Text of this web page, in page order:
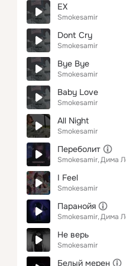
EX
Smokesamir
Dont Cry
Smokesamir
Bye Bye
Smokesamir
Baby Love
Smokesamir
All Night
Smokesamir
Переболит
Smokesamir Дима
I Feel
Smokesamir
Паранойя
Smokesamir Дима
Не верь
Smokesamir
Белый мерен